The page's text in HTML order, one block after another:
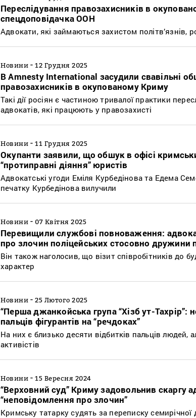
Переслідування правозахисників в
спецдоповідачка ООН
Адвокати, які займаються захистом
Новини - 12 Грудня 2025
В Amnesty International засудили свавільні
правозахисників в окупованому Криму
Такі дії росіян є частиною тривалої практики
адвокатів, які працюють у правозахисті
Новини - 11 Грудня 2025
Окупанти заявили, що обшук в офісі
“протиправні діяння” юристів
Адвокатські угоди Еміля Курбедінова та Едема
печатку Курбедінова вилучили
Новини - 07 Квітня 2025
Перевищили службові повноваження:
про злочин поліцейських стосовно дружини
Він також наголосив, що візит співробітників до
характер
Новини - 25 Лютого 2025
“Перша джанкойська група “Хізб ут-
пальців фігурантів на “речдоках”
На них є близько десяти відбитків пальців людей,
активістів
Новини - 15 Вересня 2024
“Верховний суд” Криму задовольнив скаргу
“неповідомлення про злочин”
Кримську татарку судять за переписку